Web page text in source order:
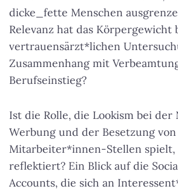
dicke_fette Menschen
Relevanz hat das Körpergewicht
vertrauensärzt*lichen
Zusammenhang mit
Berufseinstieg?
Ist die Rolle, die Lookism bei der
Werbung und der Besetzung von
Mitarbeiter*innen-Stellen spielt,
reflektiert? Ein Blick auf die
Accounts, die sich an